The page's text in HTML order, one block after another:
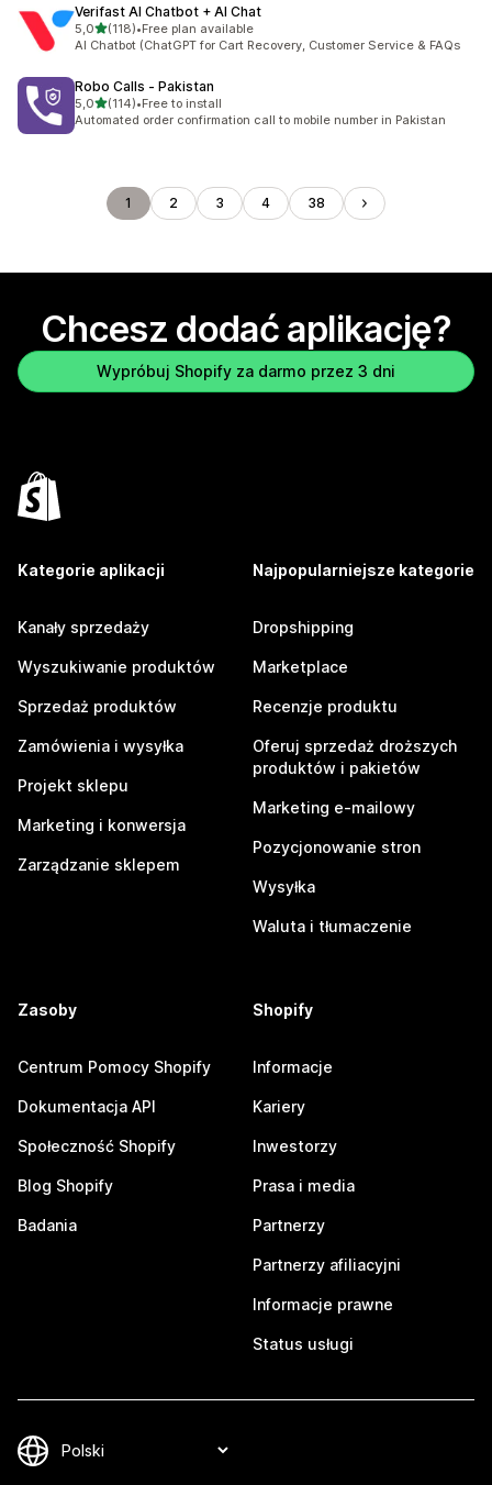
Verifast AI Chatbot + AI Chat
5,0na 5 gwiazdek
(118)
Łączna liczba recenzji: 118
•Free plan available
AI Chatbot (ChatGPT for Cart Recovery, Customer Service & FAQs
Robo Calls ‑ Pakistan
5,0na 5 gwiazdek
(114)
Łączna liczba recenzji: 114
•Free to install
Automated order confirmation call to mobile number in Pakistan
1 2 3 4 38
Chcesz dodać aplikację?
Wypróbuj Shopify za darmo przez 3 dni
Kategorie aplikacji
Kanały sprzedaży
Wyszukiwanie produktów
Sprzedaż produktów
Zamówienia i wysyłka
Projekt sklepu
Marketing i konwersja
Zarządzanie sklepem
Najpopularniejsze kategorie
Dropshipping
Marketplace
Recenzje produktu
Oferuj sprzedaż droższych
produktów i pakietów
Marketing e-mailowy
Pozycjonowanie stron
Wysyłka
Waluta i tłumaczenie
Zasoby
Centrum Pomocy Shopify
Dokumentacja API
Społeczność Shopify
Blog Shopify
Badania
Shopify
Informacje
Kariery
Inwestorzy
Prasa i media
Partnerzy
Partnerzy afiliacyjni
Informacje prawne
Status usługi